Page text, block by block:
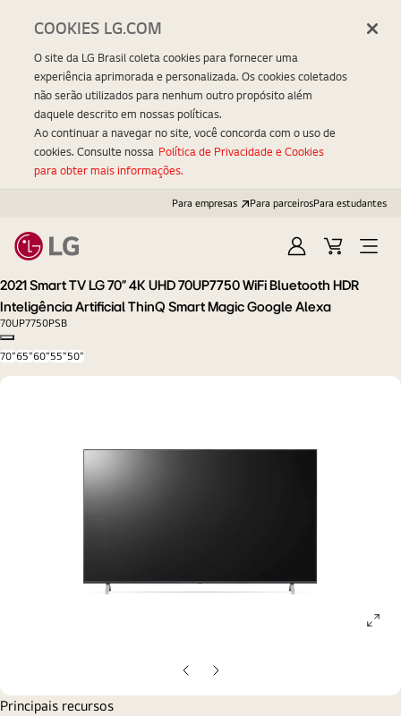
Para empresas Para parceirosPara estudantes
EntrarCarrinhoOpen
2021 Smart TV LG 70" 4K UHD 70UP7750 WiFi Bluetooth HDR
Inteligência Artificial ThinQ Smart Magic Google Alexa
70UP7750PSB
Copy model name
70"65"60"55"50"
Slide
anterior
Próximo
slide
Principais recursos
COOKIES LG.COM
O site da LG Brasil coleta cookies para fornecer uma
experiência aprimorada e personalizada. Os cookies coletados
não serão utilizados para nenhum outro propósito além
daquele descrito em nossas políticas.
Ao continuar a navegar no site, você concorda com o uso de
cookies. Consulte nossa Política de Privacidade e Cookies
para obter mais informações.